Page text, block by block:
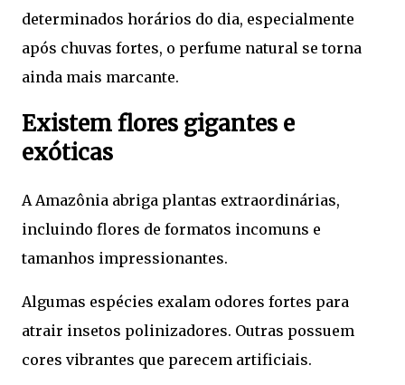
determinados horários do dia, especialmente
após chuvas fortes, o perfume natural se torna
ainda mais marcante.
Existem flores gigantes e
exóticas
A Amazônia abriga plantas extraordinárias,
incluindo flores de formatos incomuns e
tamanhos impressionantes.
Algumas espécies exalam odores fortes para
atrair insetos polinizadores. Outras possuem
cores vibrantes que parecem artificiais.